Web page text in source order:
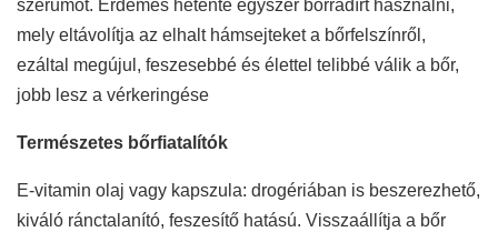
szérumot. Érdemes hetente egyszer bőrradírt használni,
mely eltávolítja az elhalt hámsejteket a bőrfelszínről,
ezáltal megújul, feszesebbé és élettel telibbé válik a bőr,
jobb lesz a vérkeringése
Természetes bőrfiatalítók
E-vitamin olaj vagy kapszula: drogériában is beszerezhető,
kiváló ránctalanító, feszesítő hatású. Visszaállítja a bőr